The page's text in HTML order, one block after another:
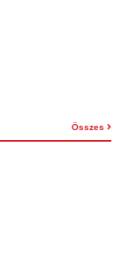
Összes